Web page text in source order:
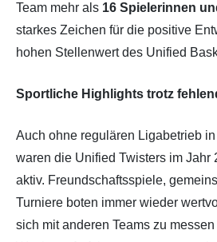
Team mehr als 16 Spielerinnen
starkes Zeichen für die positive
hohen Stellenwert des Unified
Sportliche Highlights trotz
Auch ohne regulären Ligabetrieb
waren die Unified Twisters im Jahr
aktiv. Freundschaftsspiele,
Turniere boten immer wieder
sich mit anderen Teams zu